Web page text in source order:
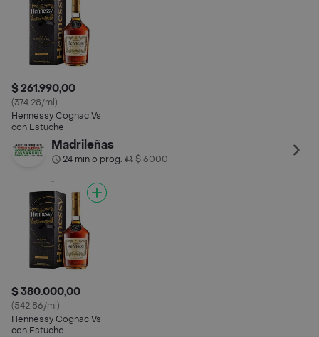
$ 261.990,00
(374.28/ml)
Hennessy Cognac Vs
con Estuche
Madrileñas
24 min o prog.• $ 6000
$ 380.000,00
(542.86/ml)
Hennessy Cognac Vs
con Estuche